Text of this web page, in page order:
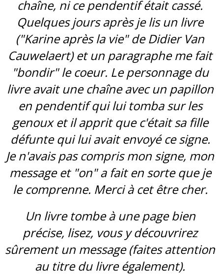
chaîne, ni ce pendentif était cassé.
Quelques jours après je lis un livre
("Karine après la vie" de Didier Van
Cauwelaert) et un paragraphe me fait
"bondir" le coeur. Le personnage du
livre avait une chaîne avec un papillon
en pendentif qui lui tomba sur les
genoux et il apprit que c'était sa fille
défunte qui lui avait envoyé ce signe.
Je n'avais pas compris mon signe, mon
message et "on" a fait en sorte que je
le comprenne. Merci à cet être cher.
Un livre tombe à une page bien
précise, lisez, vous y découvrirez
sûrement un message (faites attention
au titre du livre également).